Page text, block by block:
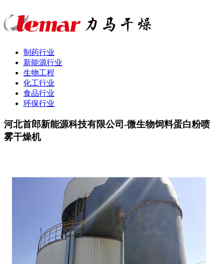
制药行业
新能源行业
生物工程
化工行业
食品行业
环保行业
河北首郎新能源科技有限公司-微生物饲料蛋白粉喷
雾干燥机